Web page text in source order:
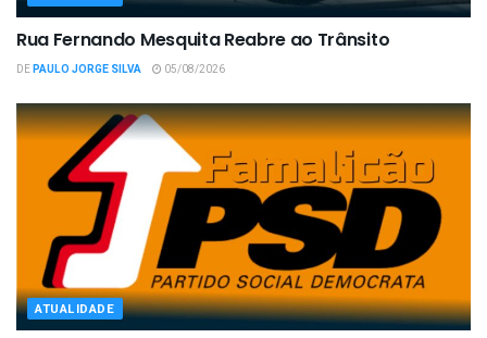
Rua Fernando Mesquita Reabre ao Trânsito
DEPAULO JORGE SILVA 05/08/2026
ATUALIDADE